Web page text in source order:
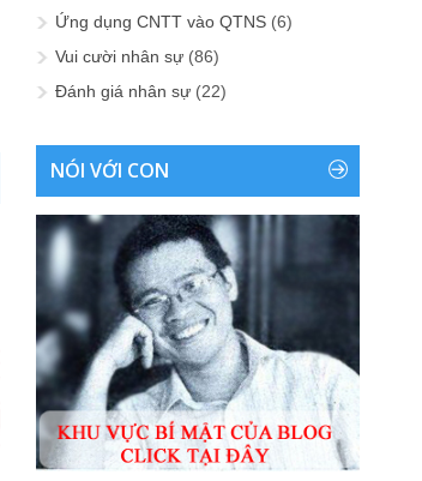
Ứng dụng CNTT vào QTNS (6)
Vui cười nhân sự (86)
Đánh giá nhân sự (22)
NÓI VỚI CON